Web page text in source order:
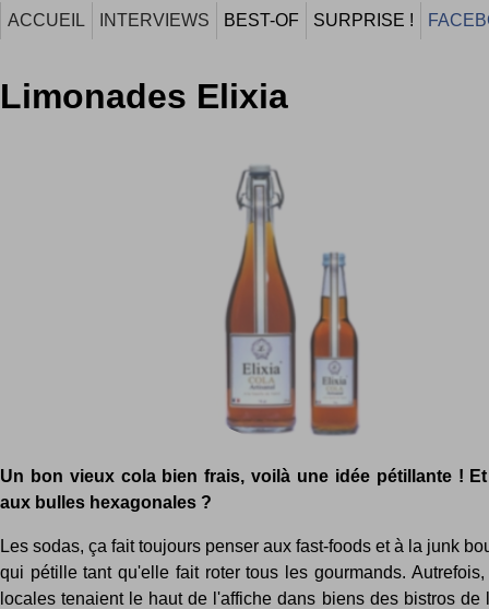
ACCUEIL INTERVIEWS BEST-OF SURPRISE !
Limonades Elixia
Un bon vieux cola bien frais, voilà une idée pétillante !
aux bulles hexagonales ?
Les sodas, ça fait toujours penser aux fast-foods et à la junk
qui pétille tant qu'elle fait roter tous les gourmands.
locales tenaient le haut de l'affiche dans biens des bistros de